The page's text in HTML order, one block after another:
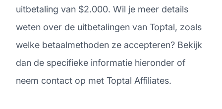
uitbetaling van $2.000. Wil je meer details
weten over de uitbetalingen van Toptal, zoals
welke betaalmethoden ze accepteren? Bekijk
dan de specifieke informatie hieronder of
neem contact op met Toptal Affiliates.